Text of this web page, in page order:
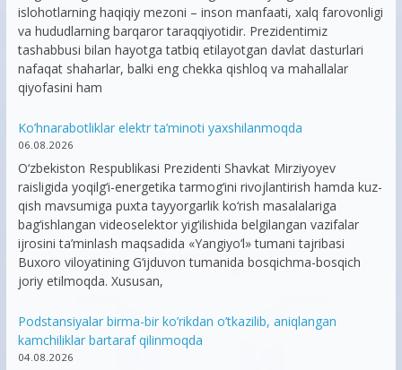
islohotlarning haqiqiy mezoni – inson manfaati, xalq farovonligi
va hududlarning barqaror taraqqiyotidir. Prezidentimiz
tashabbusi bilan hayotga tatbiq etilayotgan davlat dasturlari
nafaqat shaharlar, balki eng chekka qishloq va mahallalar
qiyofasini ham
Ko’hnarabotliklar elektr ta’minoti yaxshilanmoqda
06.08.2026
O‘zbekiston Respublikasi Prezidenti Shavkat Mirziyoyev
raisligida yoqilg‘i-energetika tarmog‘ini rivojlantirish hamda kuz-
qish mavsumiga puxta tayyorgarlik ko‘rish masalalariga
bag‘ishlangan videoselektor yig‘ilishida belgilangan vazifalar
ijrosini ta’minlash maqsadida «Yangiyo‘l» tumani tajribasi
Buxoro viloyatining G‘ijduvon tumanida bosqichma-bosqich
joriy etilmoqda. Xususan,
Podstansiyalar birma-bir ko’rikdan o’tkazilib, aniqlangan
kamchiliklar bartaraf qilinmoqda
04.08.2026